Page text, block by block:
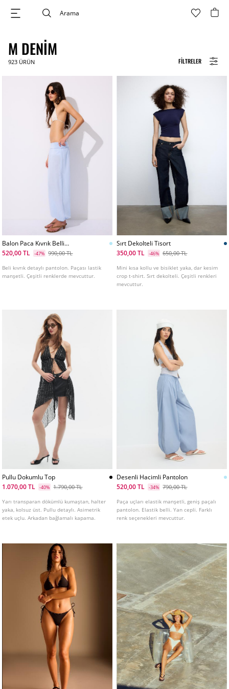
FILTRELER
M DENIM
923 ÜRÜN
Balon Paca Kıvrık Belli
Pantolon
520,00 TL -47% 990,00 TL
Beli kıvrık detaylı pantolon. Paçası lastik
manşetli. Çeşitli renklerde mevcuttur.
Sırt Dekolteli Tisort
350,00 TL
-46% 650,00 TL
Mini kısa kollu ve bisiklet yaka, dar kesim
crop t-shirt. Sırt dekolteli. Çeşitli renkleri
mevcuttur.
Pullu Dokumlu Top
1.070,00 TL
-40% 1.790,00 TL
Yarı transparan dökümlü kumaştan, halter
yaka, kolsuz üst. Pullu detaylı. Asimetrik
etek uçlu. Arkadan bağlamalı kapama.
Desenli Hacimli Pantolon
520,00 TL
-34% 790,00 TL
Paça uçları elastik manşetli, geniş paçalı
pantolon. Elastik belli. Yan cepli. Farklı
renk seçenekleri mevcuttur.